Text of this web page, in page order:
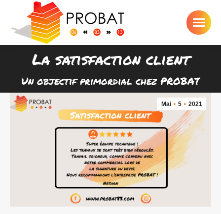
La satisfaction client
Un objectif primordial chez PROBAT
Vous êtes ici :
Mai 5 2021